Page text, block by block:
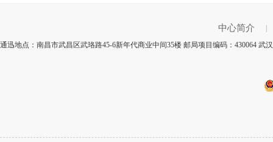
中心简介
通迅地点：南昌市武昌区武珞路45-6新年代商业中间35楼 邮局项目编码：430064 武